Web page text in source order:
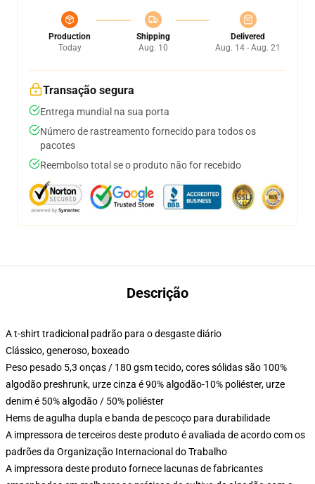
Production
Today
Shipping
Aug. 10
Delivered
Aug. 14 - Aug. 21
Transação segura
Entrega mundial na sua porta
Número de rastreamento fornecido para todos os
pacotes
Reembolso total se o produto não for recebido
Descrição
A t-shirt tradicional padrão para o desgaste diário
Clássico, generoso, boxeado
Peso pesado 5,3 onças / 180 gsm tecido, cores sólidas são 100%
algodão preshrunk, urze cinza é 90% algodão-10% poliéster, urze
denim é 50% algodão / 50% poliéster
Hems de agulha dupla e banda de pescoço para durabilidade
A impressora de terceiros deste produto é avaliada de acordo com os
padrões da Organização Internacional do Trabalho
A impressora deste produto fornece lacunas de fabricantes